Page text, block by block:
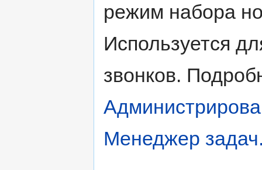
режим набора
Используется
звонков.
Менеджер